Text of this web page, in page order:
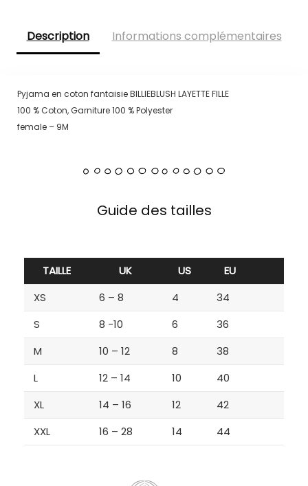
Description Informations complémentaires
Pyjama en coton fantaisie BILLIEBLUSH LAYETTE FILLE
100 % Coton, Garniture 100 % Polyester
female – 9M
Guide des tailles
TAILLE UK US
EU
XS
6 – 8 4
34
S
8 -10 6
36
M
10 – 12 8
38
L
12 – 14 10
40
XL
14 – 16 12
42
XXL
16 – 28 14 44